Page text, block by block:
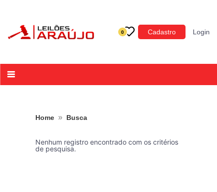
0 Cadastro Login
Categoria
Acessórios para Veículos
Home » Busca
Nenhum registro encontrado com os critérios
de pesquisa.